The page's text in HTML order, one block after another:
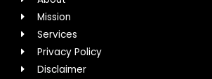
Mission
Services
Privacy Policy
Disclaimer